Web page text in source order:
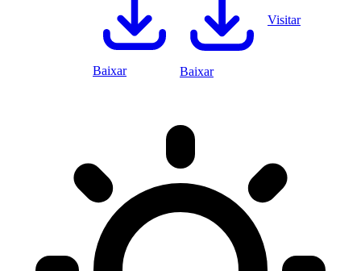
Baixar Baixar
Visitar